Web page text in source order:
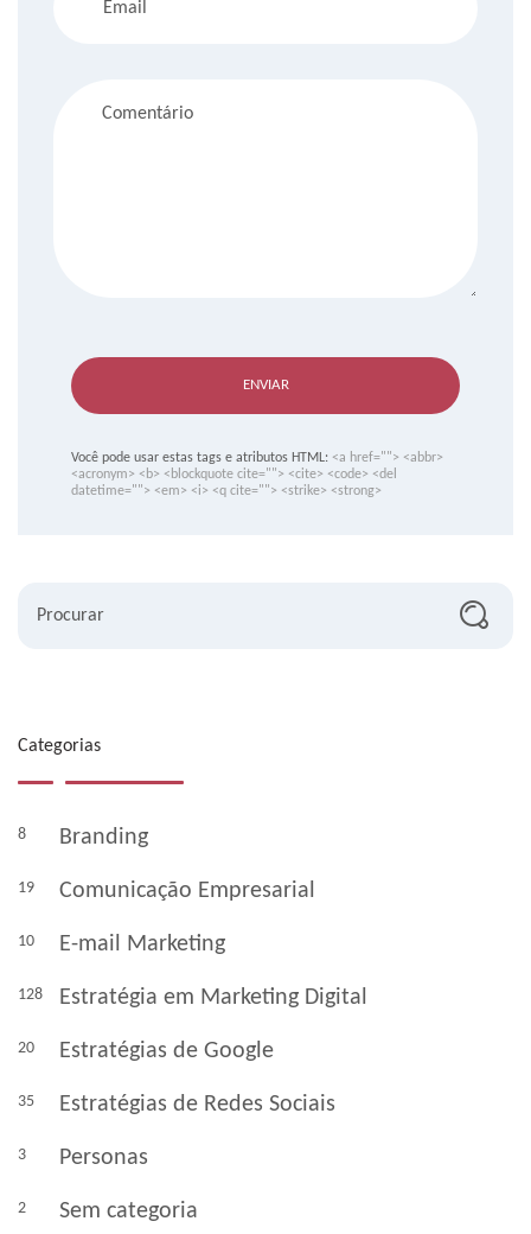
ENVIAR
Você pode usar estas tags e atributos HTML: <a href=""> <abbr>
<acronym> <b> <blockquote cite=""> <cite> <code> <del
datetime=""> <em> <i> <q cite=""> <strike> <strong>
Categorias
8 Branding
19 Comunicação Empresarial
10 E-mail Marketing
128 Estratégia em Marketing Digital
20 Estratégias de Google
35 Estratégias de Redes Sociais
3 Personas
2 Sem categoria